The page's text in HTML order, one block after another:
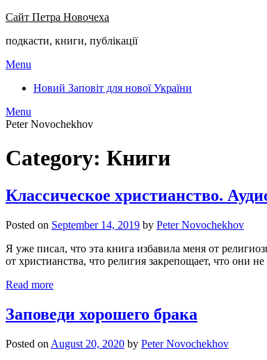
Сайт Петра Новочеха
подкасти, книги, публікації
Menu
Новий Заповіт для нової України
Menu
Peter Novochekhov
Category: Книги
Классическое христианство.
Posted on September 14, 2019 by Peter Novochekhov
Я уже писал, что эта книга избавила меня от
от христианства, что религия закрепощает, что они
Read more
Заповеди хорошего брака
Posted on August 20, 2020 by Peter Novochekhov